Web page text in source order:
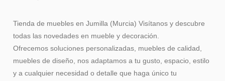
Tienda de muebles en Jumilla (Murcia) Visítanos y descubre
todas las novedades en mueble y decoración.
Ofrecemos soluciones personalizadas, muebles de calidad,
muebles de diseño, nos adaptamos a tu gusto, espacio, estilo
y a cualquier necesidad o detalle que haga único tu